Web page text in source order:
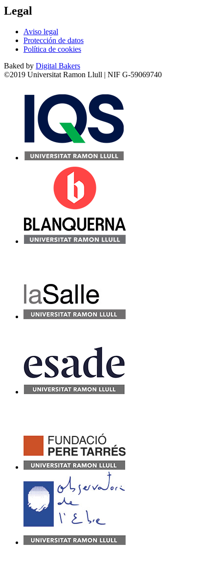
Legal
Aviso legal
Protección de datos
Política de cookies
Baked by Digital Bakers
©2019 Universitat Ramon Llull | NIF G-59069740